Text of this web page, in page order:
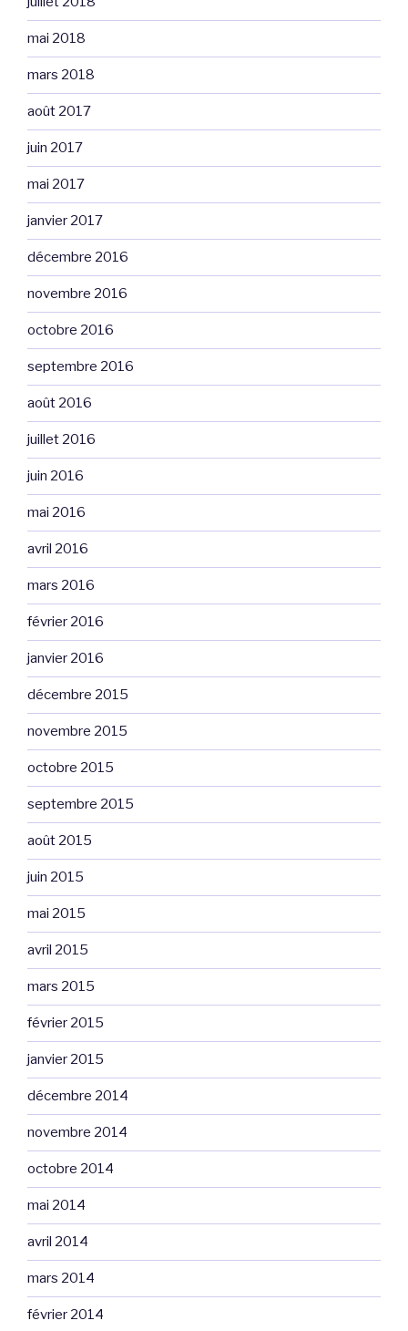
mai 2018
mars 2018
août 2017
juin 2017
mai 2017
janvier 2017
décembre 2016
novembre 2016
octobre 2016
septembre 2016
août 2016
juillet 2016
juin 2016
mai 2016
avril 2016
mars 2016
février 2016
janvier 2016
décembre 2015
novembre 2015
octobre 2015
septembre 2015
août 2015
juin 2015
mai 2015
avril 2015
mars 2015
février 2015
janvier 2015
décembre 2014
novembre 2014
octobre 2014
mai 2014
avril 2014
mars 2014
février 2014